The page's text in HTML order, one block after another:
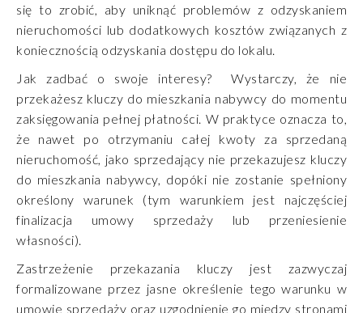
się to zrobić, aby uniknąć problemów z odzyskaniem
nieruchomości lub dodatkowych kosztów związanych z
koniecznością odzyskania dostępu do lokalu.
Jak zadbać o swoje interesy? Wystarczy, że nie
przekażesz kluczy do mieszkania nabywcy do momentu
zaksięgowania pełnej płatności. W praktyce oznacza to,
że nawet po otrzymaniu całej kwoty za sprzedaną
nieruchomość, jako sprzedający nie przekazujesz kluczy
do mieszkania nabywcy, dopóki nie zostanie spełniony
określony warunek (tym warunkiem jest najczęściej
finalizacja umowy sprzedaży lub przeniesienie
własności).
Zastrzeżenie przekazania kluczy jest zazwyczaj
formalizowane przez jasne określenie tego warunku w
umowie sprzedaży oraz uzgodnienie go między stronami